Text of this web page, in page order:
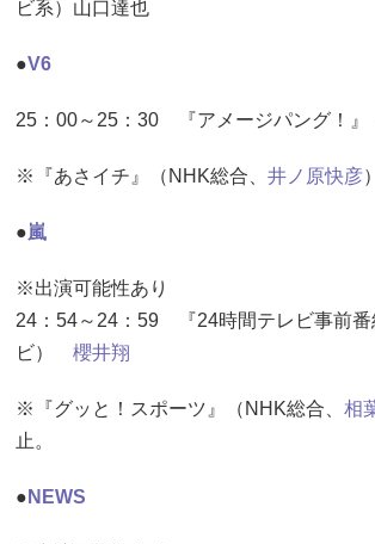
ビ系）山口達也
●V6
25：00～25：30 『アメージパング！』
※『あさイチ』（NHK総合、 井ノ原快彦
●嵐
※出演可能性あり
24：54～24：59 『24時間テレビ事前番
ビ） 櫻井翔
※『グッと！スポーツ』（NHK総合、 相
止。
● NEWS